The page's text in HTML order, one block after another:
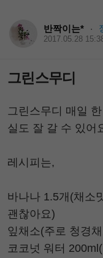
반짝이는* ·
2017.05.28
그린스무디
그린스무디 매일
실도 잘 갈 수 있어
레시피는,
바나나 1.5개(채소
괜찮아요)
잎채소(주로 청경
코코넛 워터